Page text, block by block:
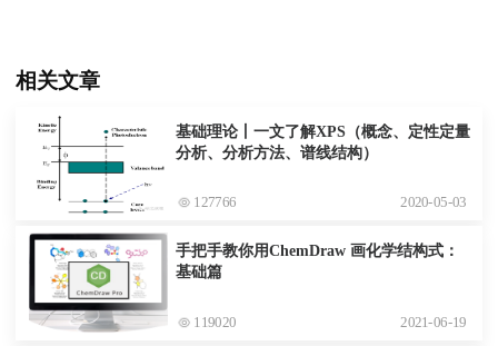
相关文章
基础理论丨一文了解XPS（概念、定性定量
分析、分析方法、谱线结构）
127766 2020-05-03
手把手教你用ChemDraw 画化学结构式：
基础篇
119020 2021-06-19